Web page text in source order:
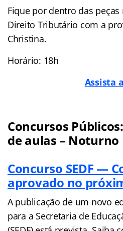
Fique por dentro das
Direito Tributário com a
Christina.
Horário: 18h
Assista
Concursos
de aulas – Noturno
Concurso SEDF —
aprovado no
A publicação de um novo
para a Secretaria de